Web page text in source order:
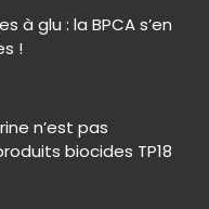
à glu : la BPCA s’en
!
n’est pas
biocides TP18